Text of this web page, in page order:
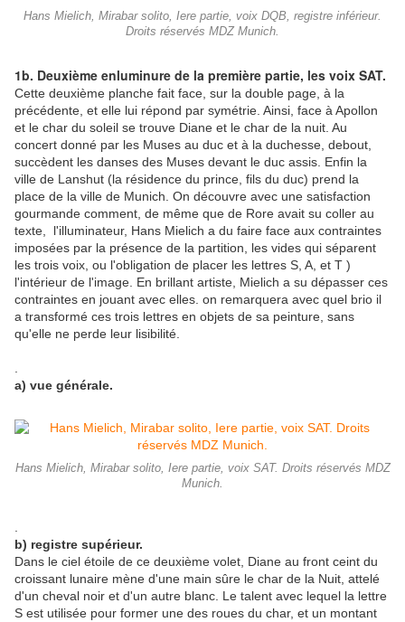
Hans Mielich, Mirabar solito, Iere partie, voix DQB, registre inférieur.
Droits réservés MDZ Munich.
1b. Deuxième enluminure de la première partie, les voix SAT.
Cette deuxième planche fait face, sur la double page, à la
précédente, et elle lui répond par symétrie. Ainsi, face à Apollon
et le char du soleil se trouve Diane et le char de la nuit. Au
concert donné par les Muses au duc et à la duchesse, debout,
succèdent les danses des Muses devant le duc assis. Enfin la
ville de Lanshut (la résidence du prince, fils du duc) prend la
place de la ville de Munich. On découvre avec une satisfaction
gourmande comment, de même que de Rore avait su coller au
texte, l'illuminateur, Hans Mielich a du faire face aux contraintes
imposées par la présence de la partition, les vides qui séparent
les trois voix, ou l'obligation de placer les lettres S, A, et T )
l'intérieur de l'image. En brillant artiste, Mielich a su dépasser ces
contraintes en jouant avec elles. on remarquera avec quel brio il
a transformé ces trois lettres en objets de sa peinture, sans
qu'elle ne perde leur lisibilité.
a) vue générale.
Hans Mielich, Mirabar solito, Iere partie, voix SAT. Droits réservés MDZ
Munich.
b) registre supérieur.
Dans le ciel étoile de ce deuxième volet, Diane au front ceint du
croissant lunaire mène d'une main sûre le char de la Nuit, attelé
d'un cheval noir et d'un autre blanc. Le talent avec lequel la lettre
S est utilisée pour former une des roues du char, et un montant